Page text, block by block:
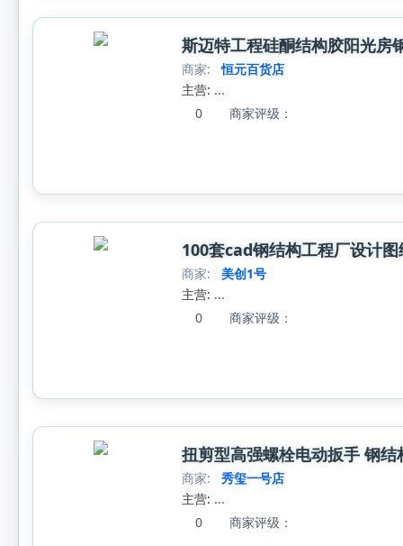
斯迈特工程硅酮结构胶阳光房
商家:
恒元百货店
主营: ...
0
商家评级：
100套cad钢结构工程厂设计
商家:
美创1号
主营: ...
0
商家评级：
扭剪型高强螺栓电动扳手 钢
商家:
秀玺一号店
主营: ...
0
商家评级：